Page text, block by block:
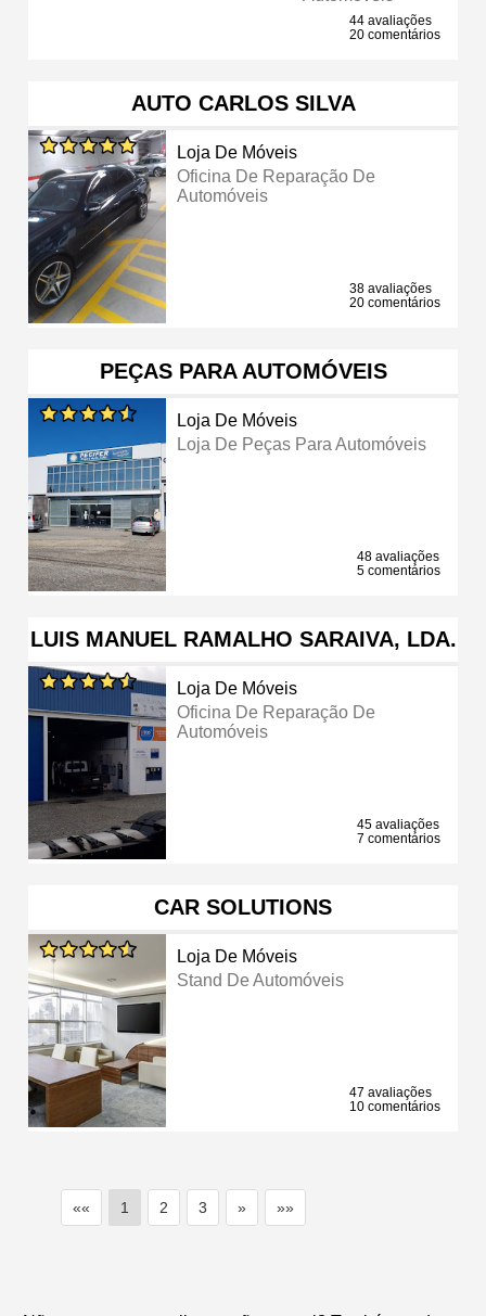
44 avaliações
20 comentários
AUTO CARLOS SILVA
Loja De Móveis
Oficina De Reparação De
Automóveis
38 avaliações
20 comentários
PEÇAS PARA AUTOMÓVEIS
Loja De Móveis
Loja De Peças Para Automóveis
48 avaliações
5 comentários
LUIS MANUEL RAMALHO SARAIVA, LDA.
Loja De Móveis
Oficina De Reparação De
Automóveis
45 avaliações
7 comentários
CAR SOLUTIONS
Loja De Móveis
Stand De Automóveis
47 avaliações
10 comentários
«« 1 2 3 » »»